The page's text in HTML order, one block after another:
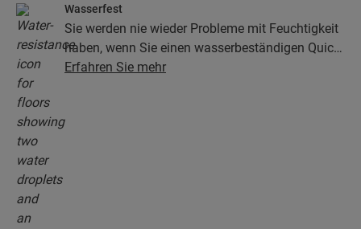
Wasserfest
Sie werden nie wieder Probleme mit Feuchtigkeit
haben, wenn Sie einen wasserbeständigen Quick-
Step-Boden wählen. Unsere Böden sehen nicht
Reinigung so einfach wie niemals zuvor!
Erfahren Sie mehr